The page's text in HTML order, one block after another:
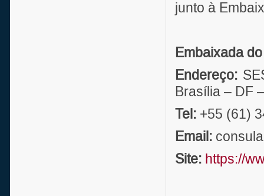
junto à
Embaixada
Endereço:
Brasília – DF
Tel: +55 (61)
Email:
Site: https://